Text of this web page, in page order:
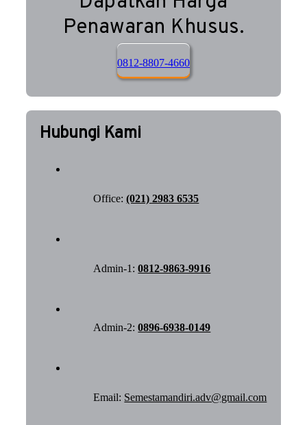
Penawaran Khusus.
0812-8807-4660
Hubungi Kami
Office:(021) 2983 6535
Admin-1:0812-9863-9916
Admin-2:0896-6938-0149
Email: Semestamandiri.adv@gmail.com